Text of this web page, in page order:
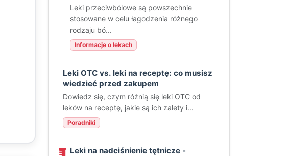
Leki przeciwbólowe są powszechnie
stosowane w celu łagodzenia różnego
rodzaju bó...
Informacje o lekach
Leki OTC vs. leki na receptę: co musisz
wiedzieć przed zakupem
Dowiedz się, czym różnią się leki OTC od
leków na receptę, jakie są ich zalety i...
Poradniki
Leki na nadciśnienie tętnicze -